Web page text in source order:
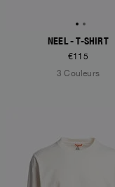
NEEL - T-SHIRT
€115
3 Couleurs